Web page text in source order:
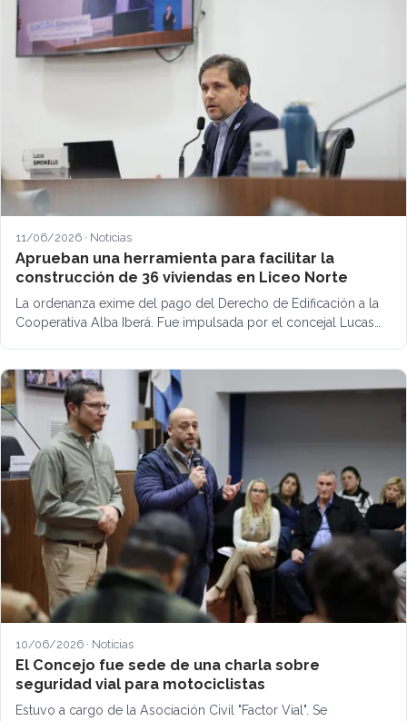
11/06/2026 · Noticias
Aprueban una herramienta para facilitar la
construcción de 36 viviendas en Liceo Norte
La ordenanza exime del pago del Derecho de Edificación a la
Cooperativa Alba Iberá. Fue impulsada por el concejal Lucas…
10/06/2026 · Noticias
El Concejo fue sede de una charla sobre
seguridad vial para motociclistas
Estuvo a cargo de la Asociación Civil "Factor Vial". Se